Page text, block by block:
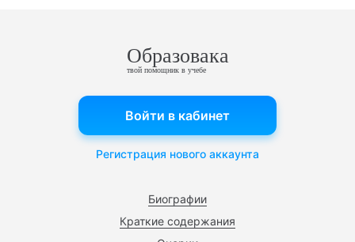
Образовака
твой помощник в учебе
Биографии
Краткие содержания
Войти в кабинет
Регистрация нового аккаунта